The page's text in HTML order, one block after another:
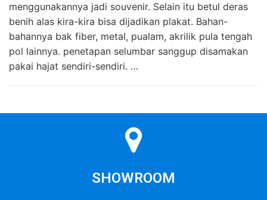
menggunakannya jadi souvenir. Selain itu betul deras
benih alas kira-kira bisa dijadikan plakat. Bahan-
bahannya bak fiber, metal, pualam, akrilik pula tengah
pol lainnya. penetapan selumbar sanggup disamakan
pakai hajat sendiri-sendiri. …
SHOWROOM